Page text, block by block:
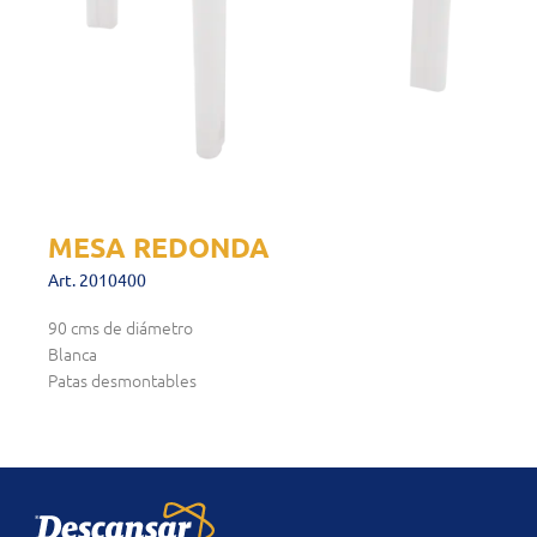
MESA REDONDA
Art. 2010400
90 cms de diámetro
Blanca
Patas desmontables